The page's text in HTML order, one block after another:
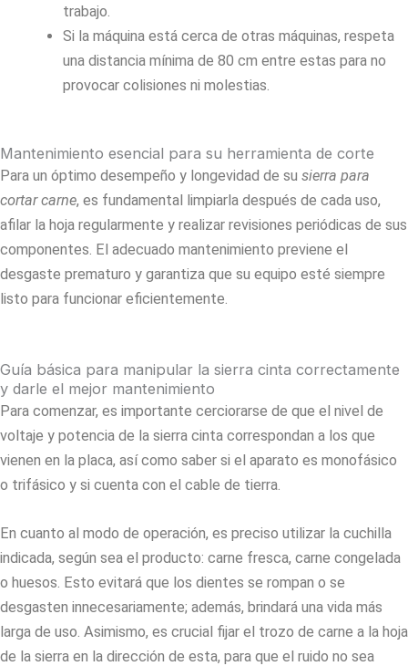
trabajo.
Si la máquina está cerca de otras máquinas, respeta
una distancia mínima de 80 cm entre estas para no
provocar colisiones ni molestias.
Mantenimiento esencial para su herramienta de corte
Para un óptimo desempeño y longevidad de su sierra para
cortar carne, es fundamental limpiarla después de cada uso,
afilar la hoja regularmente y realizar revisiones periódicas de sus
componentes. El adecuado mantenimiento previene el
desgaste prematuro y garantiza que su equipo esté siempre
listo para funcionar eficientemente.
Guía básica para manipular la sierra cinta correctamente
y darle el mejor mantenimiento
Para comenzar, es importante cerciorarse de que el nivel de
voltaje y potencia de la sierra cinta correspondan a los que
vienen en la placa, así como saber si el aparato es monofásico
o trifásico y si cuenta con el cable de tierra.
En cuanto al modo de operación, es preciso utilizar la cuchilla
indicada, según sea el producto: carne fresca, carne congelada
o huesos. Esto evitará que los dientes se rompan o se
desgasten innecesariamente; además, brindará una vida más
larga de uso. Asimismo, es crucial fijar el trozo de carne a la hoja
de la sierra en la dirección de esta, para que el ruido no sea